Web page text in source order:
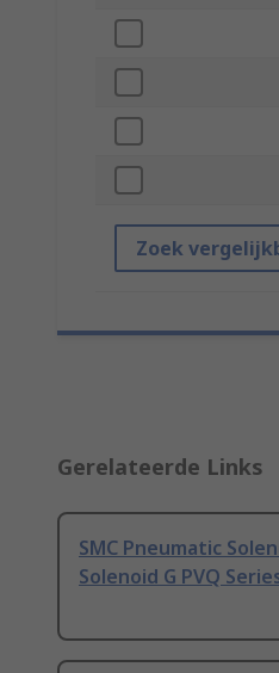
Zoek
Gerelateerde Links
SMC Pneumatic
Solenoid G PVQ